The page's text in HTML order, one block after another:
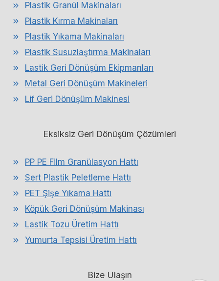
Plastik Granül Makinaları
Plastik Kırma Makinaları
Plastik Yıkama Makinaları
Plastik Susuzlaştırma Makinaları
Lastik Geri Dönüşüm Ekipmanları
Metal Geri Dönüşüm Makineleri
Lif Geri Dönüşüm Makinesi
Eksiksiz Geri Dönüşüm Çözümleri
PP PE Film Granülasyon Hattı
Sert Plastik Peletleme Hattı
PET Şişe Yıkama Hattı
Köpük Geri Dönüşüm Makinası
Lastik Tozu Üretim Hattı
Yumurta Tepsisi Üretim Hattı
Bize Ulaşın